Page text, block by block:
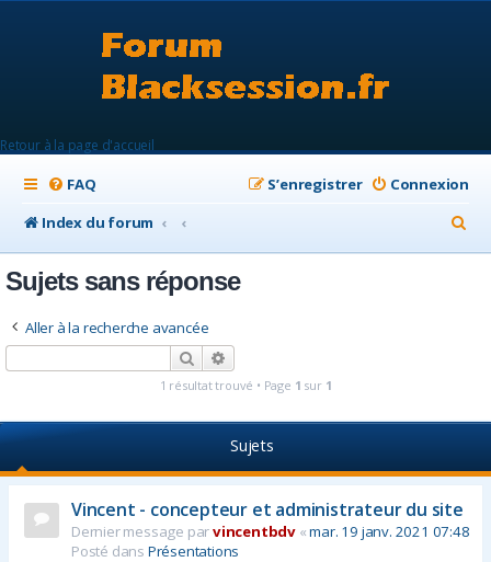
Retour à la page d'accueil
FAQ Connexion
S’enregistrer
Index du forum
e
e
Sujets sans réponse
Aller à la recherche avancée
Rechercher
1 résultat trouvé • Page 1 sur 1
Sujets
Vincent - concepteur et administrateur du site
Dernier message parvincentbdv «mar. 19 janv. 2021 07:48
Posté dans Présentations